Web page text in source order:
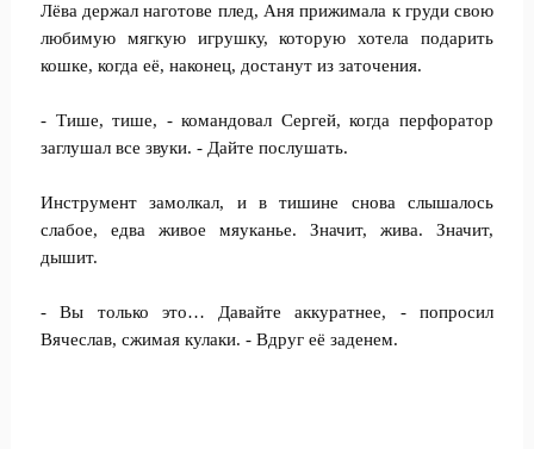
Лёва держал наготове плед, Аня прижимала к груди свою
любимую мягкую игрушку, которую хотела подарить
кошке, когда её, наконец, достанут из заточения.
- Тише, тише, - командовал Сергей, когда перфоратор
заглушал все звуки. - Дайте послушать.
Инструмент замолкал, и в тишине снова слышалось
слабое, едва живое мяуканье. Значит, жива. Значит,
дышит.
- Вы только это… Давайте аккуратнее, - попросил
Вячеслав, сжимая кулаки. - Вдруг её заденем.